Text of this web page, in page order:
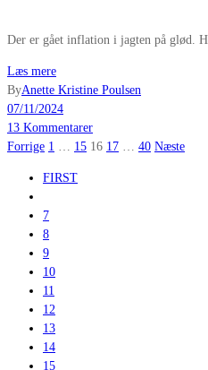
Der er gået inflation i jagten på glød.
Læs mere
ByAnette Kristine Poulsen
07/11/2024
13 Kommentarer
Indlægsinddeling
Forrige 1 15 16 17 40 Næste
FIRST
7
8
9
10
11
12
13
14
15